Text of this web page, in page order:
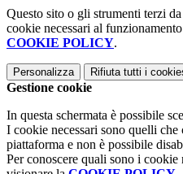
Questo sito o gli strumenti terzi
cookie necessari al
COOKIE POLICY.
Personalizza Rifiuta tutti i
Gestione cookie
In questa schermata è possibile
I cookie necessari sono quelli
piattaforma e non è possibile
Per conoscere quali sono i